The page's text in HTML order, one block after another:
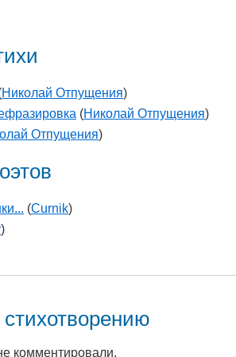
Николай Отпущения)
(Николай Отпущения)
Отпущения)
(Curnik)
)
комментировали.